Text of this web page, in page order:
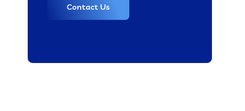
Contact Us